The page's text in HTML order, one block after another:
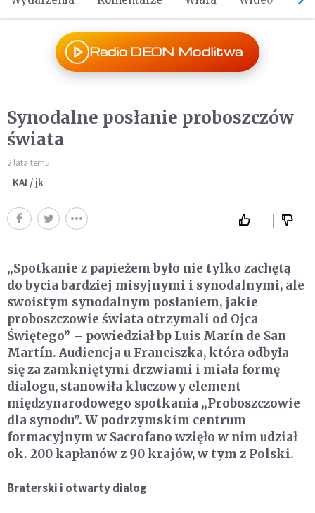
Radio DEON Modlitwa
Synodalne posłanie proboszczów
świata
2 lata temu
KAI / jk
„Spotkanie z papieżem było nie tylko zachętą
do bycia bardziej misyjnymi i synodalnymi, ale
swoistym synodalnym posłaniem, jakie
proboszczowie świata otrzymali od Ojca
Świętego” – powiedział bp Luis Marín de San
Martín. Audiencja u Franciszka, która odbyła
się za zamkniętymi drzwiami i miała formę
dialogu, stanowiła kluczowy element
międzynarodowego spotkania „Proboszczowie
dla synodu”. W podrzymskim centrum
formacyjnym w Sacrofano wzięło w nim udział
ok. 200 kapłanów z 90 krajów, w tym z Polski.
Braterski i otwarty dialog